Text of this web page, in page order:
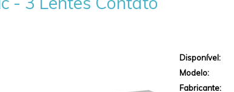
Disponível:
Modelo:
Fabricante: